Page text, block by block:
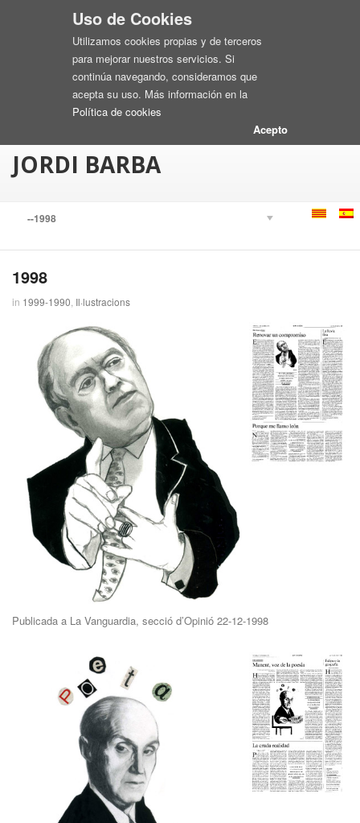
Uso de Cookies
Utilizamos cookies propias y de terceros
para mejorar nuestros servicios. Si
continúa navegando, consideramos que
acepta su uso. Más información en la
Política de cookies
Acepto
JORDI BARBA
1998
in 1999-1990 Il·lustracions
Publicada a La Vanguardia, secció d’Opinió 22-12-1998